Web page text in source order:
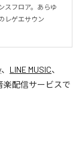
スフロア。あらゆ
レゲエサウン
、 LINE MUSIC、
楽配信サービスで